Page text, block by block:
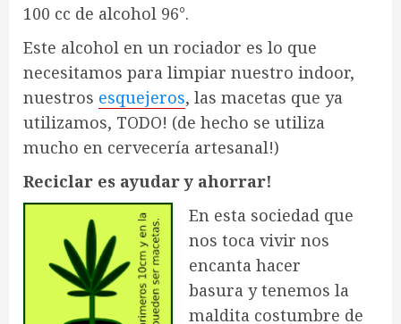
100 cc de alcohol 96°.
Este alcohol en un rociador es lo que
necesitamos para limpiar nuestro indoor,
nuestros esquejeros, las macetas que ya
utilizamos, TODO! (de hecho se utiliza
mucho en cervecería artesanal!)
Reciclar es ayudar y ahorrar!
En esta sociedad que
nos toca vivir nos
encanta hacer
basura y tenemos la
maldita costumbre de